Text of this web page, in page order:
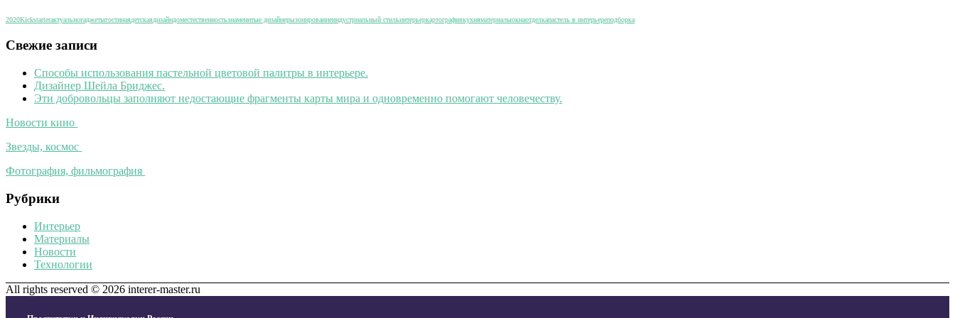
2020Kickstarterактуальногаджетыгостинаядетскаядизайндоместественностьзнаменитые дизайнерызонированиеиндустриальный стильинтерьеркартографиякухняматериалыокнаотделкапастель в интерьереподборка
Свежие записи
Способы использования пастельной цветовой палитры в интерьере.
Дизайнер Шейла Бриджес.
Эти добровольцы заполняют недостающие фрагменты карты мира и одновременно помогают человечеству.
Новости кино
Звезды, космос
Фотография, фильмография
Рубрики
Интерьер
Материалы
Новости
Технологии
All rights reserved © 2026 interer-master.ru